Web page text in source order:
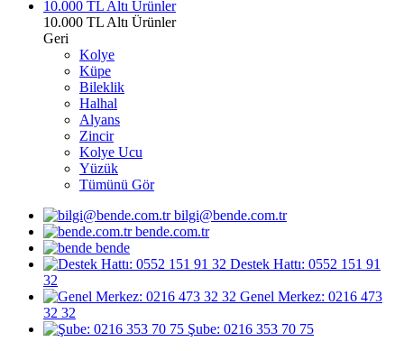
10.000 TL Altı Ürünler
10.000 TL Altı Ürünler
Geri
Kolye
Küpe
Bileklik
Halhal
Alyans
Zincir
Kolye Ucu
Yüzük
Tümünü Gör
bilgi@bende.com.tr
bende.com.tr
bende
Destek Hattı: 0552 151 91
32
Genel Merkez: 0216 473
32 32
Şube: 0216 353 70 75